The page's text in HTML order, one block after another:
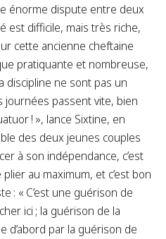
énorme dispute entre deux
est difficile, mais très riche,
cette ancienne cheftaine
pratiquante et nombreuse,
discipline ne sont pas un
journées passent vite, bien
! », lance Sixtine, en
des deux jeunes couples
à son indépendance, c’est
plier au maximum, et c’est bon
: « C’est une guérison de
ici ; la guérison de la
d’abord par la guérison de